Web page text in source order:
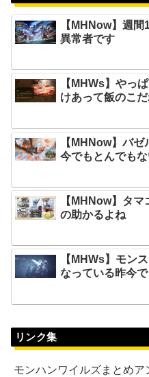
【MHNow】週
異常者です
【MHWs】やっ
けあって飯のこ
【MHNow】バ
今でもとんでも
【MHNow】タ
の助かるよね
【MHWs】モン
なっている昨今
リンク集
モンハンワイルズまとめア